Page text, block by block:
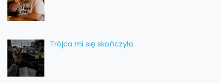
Trójca mi się skończyła